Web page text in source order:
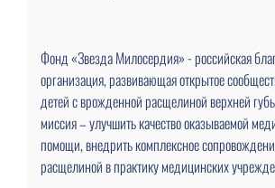
Фонд «Звезда Милосердия» - российская
организация, развивающая открытое
детей с врожденной расщелиной верхней
миссия – улучшить качество оказываемой
помощи, внедрить комплексное
расщелиной в практику медицинских